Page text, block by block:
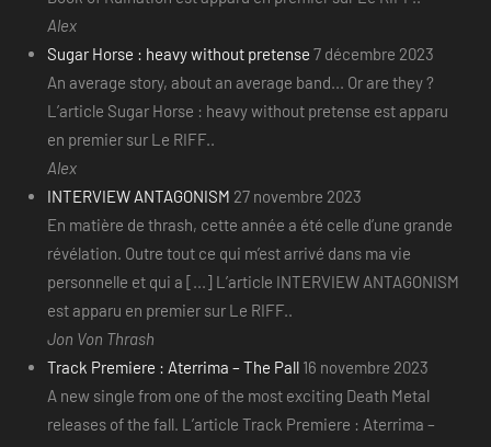
Alex
Sugar Horse : heavy without pretense 7 décembre 2023
An average story, about an average band... Or are they ?
L’article Sugar Horse : heavy without pretense est apparu
en premier sur Le RIFF..
Alex
INTERVIEW ANTAGONISM 27 novembre 2023
En matière de thrash, cette année a été celle d’une grande
révélation. Outre tout ce qui m’est arrivé dans ma vie
personnelle et qui a [...] L’article INTERVIEW ANTAGONISM
est apparu en premier sur Le RIFF..
Jon Von Thrash
Track Premiere : Aterrima – The Pall 16 novembre 2023
A new single from one of the most exciting Death Metal
releases of the fall. L’article Track Premiere : Aterrima –